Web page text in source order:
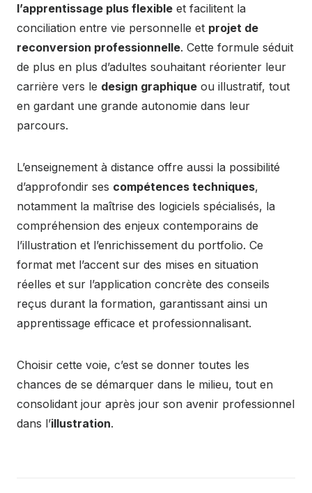
l’apprentissage plus flexible et facilitent la
conciliation entre vie personnelle et projet de
reconversion professionnelle. Cette formule séduit
de plus en plus d’adultes souhaitant réorienter leur
carrière vers le design graphique ou illustratif, tout
en gardant une grande autonomie dans leur
parcours.
L’enseignement à distance offre aussi la possibilité
d’approfondir ses compétences techniques,
notamment la maîtrise des logiciels spécialisés, la
compréhension des enjeux contemporains de
l’illustration et l’enrichissement du portfolio. Ce
format met l’accent sur des mises en situation
réelles et sur l’application concrète des conseils
reçus durant la formation, garantissant ainsi un
apprentissage efficace et professionnalisant.
Choisir cette voie, c’est se donner toutes les
chances de se démarquer dans le milieu, tout en
consolidant jour après jour son avenir professionnel
dans l’illustration.